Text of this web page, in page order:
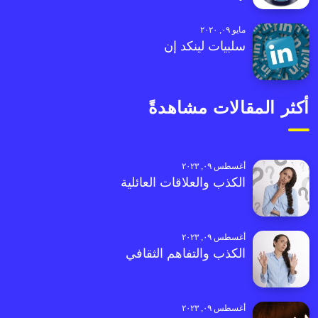
مايو ٠٩, ٢٠٢٠
سلبيات لينكد إن
أكثر المقالات مشاهدةً
أغسطس ٠٩, ٢٠٢٣
الكذب والعلاقات العائلية
أغسطس ٠٩, ٢٠٢٣
الكذب والتفاهم الثقافي
أغسطس ٠٩, ٢٠٢٣